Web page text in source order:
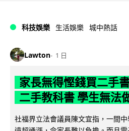
科技娛樂 生活娛樂 城中熱話
Lawton 1 日
家長無得慳錢買二手
二手教科書 學生無法
社福界立法會議員陳文宜指，一間